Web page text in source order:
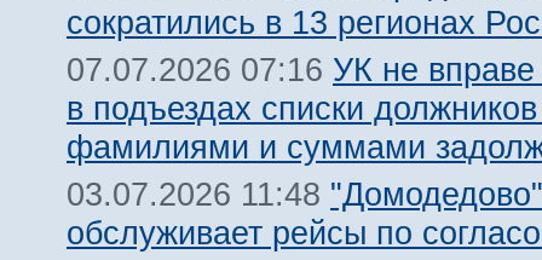
сократились в 13 регионах
07.07.2026 07:16 УК не
в подъездах списки
фамилиями и суммами
03.07.2026 11:48 "Домодедово"
обслуживает рейсы по